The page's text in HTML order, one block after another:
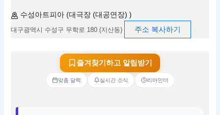
수성아트피아 (대극장 (대공연장) )
대구광역시 수성구 무학로 180 (지산동) 주소 복사하기
즐겨찾기하고 알림받기
맞춤 달력 실시간 소식 리마인더